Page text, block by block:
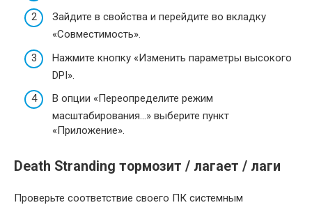
Зайдите в свойства и перейдите во вкладку
«Совместимость».
Нажмите кнопку «Изменить параметры высокого
DPI».
В опции «Переопределите режим
масштабирования…» выберите пункт
«Приложение».
Death Stranding тормозит / лагает / лаги
Проверьте соответствие своего ПК системным